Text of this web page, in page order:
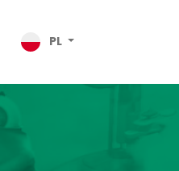
PL